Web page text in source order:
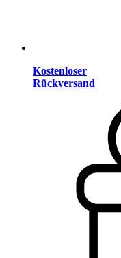
Kostenloser
Rückversand